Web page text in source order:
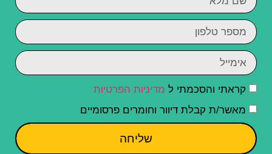
קראתי והסכמתי ל מדיניות הפרטיות
מאשר/ת קבלת דיוור וחומרים פרסומיים
שליחה